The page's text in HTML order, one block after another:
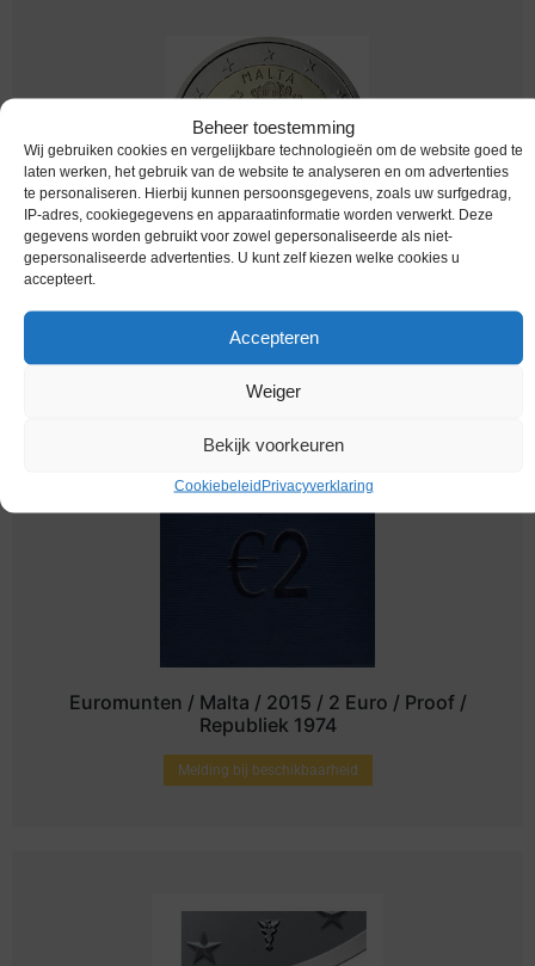
Beheer toestemming
Wij gebruiken cookies en vergelijkbare technologieën om de website goed te
laten werken, het gebruik van de website te analyseren en om advertenties
te personaliseren. Hierbij kunnen persoonsgegevens, zoals uw surfgedrag,
IP-adres, cookiegegevens en apparaatinformatie worden verwerkt. Deze
gegevens worden gebruikt voor zowel gepersonaliseerde als niet-
gepersonaliseerde advertenties. U kunt zelf kiezen welke cookies u
accepteert.
Accepteren
Weiger
Bekijk voorkeuren
CookiebeleidPrivacyverklaring
Euromunten / Malta / 2012 / 2 Euro / Unc / 10
€5,95
Euromunten / Malta / 2015 / 2 Euro / Proof /
Republiek 1974
Melding bij beschikbaarheid